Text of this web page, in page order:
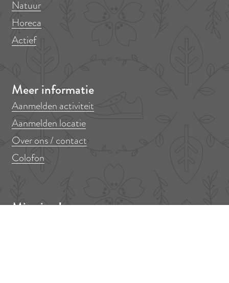
Natuur
Horeca
Actief
Meer informatie
Aanmelden activiteit
Aanmelden locatie
Over ons / contact
Colofon
Mis niets!